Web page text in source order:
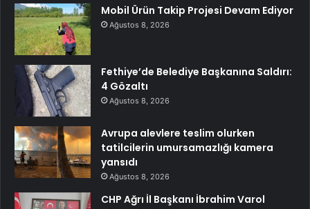
Mobil Ürün Takip Projesi Devam Ediyor
Ağustos 8, 2026
Fethiye’de Belediye Başkanına Saldırı:
4 Gözaltı
Ağustos 8, 2026
Avrupa alevlere teslim olurken
tatilcilerin umursamazlığı kamera
yansıdı
Ağustos 8, 2026
CHP Ağrı İl Başkanı İbrahim Varol